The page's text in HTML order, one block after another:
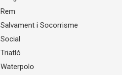
Rem
Salvament i Socorrisme
Social
Triatló
Waterpolo